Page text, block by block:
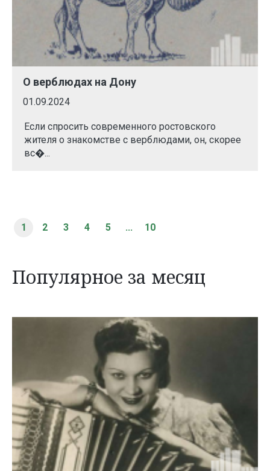
О верблюдах на Дону
01.09.2024
Если спросить современного ростовского
жителя о знакомстве с верблюдами, он, скорее
вс�...
1 2 3 4 5 ... 10
Популярное за месяц